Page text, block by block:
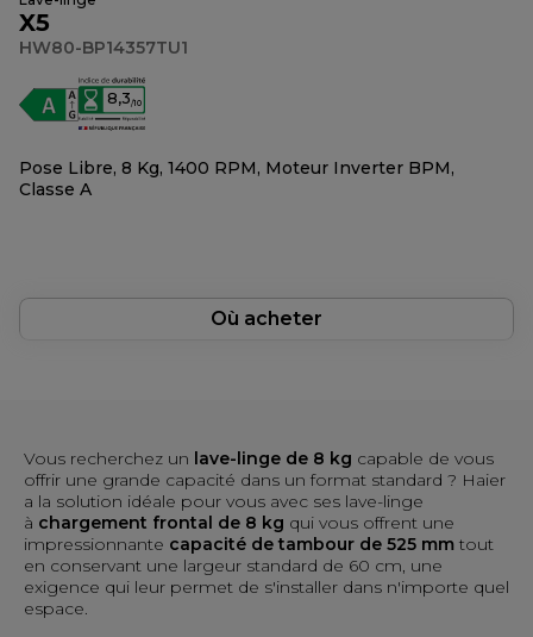
X5
HW80-BP14357TU1
8,3/10
Pose Libre, 8 Kg, 1400 RPM, Moteur Inverter BPM,
Classe A
Où acheter
Vous recherchez un lave-linge de 8 kg capable de vous
offrir une grande capacité dans un format standard ? Haier
a la solution idéale pour vous avec ses lave-linge
à chargement frontal de 8 kg qui vous offrent une
impressionnante capacité de tambour de 525 mm tout
en conservant une largeur standard de 60 cm, une
exigence qui leur permet de s'installer dans n'importe quel
espace.